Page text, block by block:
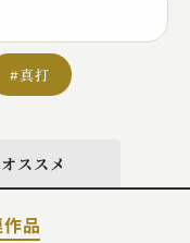
#真打
オススメ
品